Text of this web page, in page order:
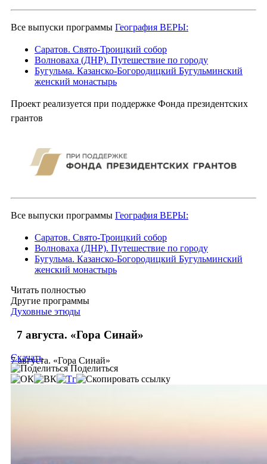
Все выпуски программы География ВЕРЫ:
Саратов. Свято-Троицкий собор
Волноваха (ДНР). Путешествие по городу
Бугульма. Казанско-Богородицкий Бугульминский
женский монастырь
Проект реализуется при поддержке Фонда президентских
грантов
Все выпуски программы География ВЕРЫ:
Саратов. Свято-Троицкий собор
Волноваха (ДНР). Путешествие по городу
Бугульма. Казанско-Богородицкий Бугульминский
женский монастырь
Читать полностью
Другие программы
Духовные этюды
7 августа. «Гора Синай»
7 августа. «Гора Синай»
Скачать
Поделиться